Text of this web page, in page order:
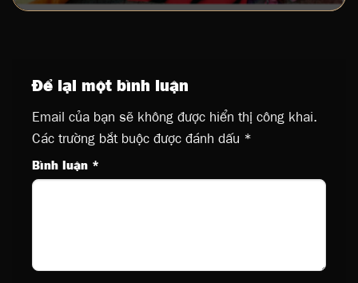
Để lại một bình luận
Email của bạn sẽ không được hiển thị công khai.
Các trường bắt buộc được đánh dấu *
Bình luận *